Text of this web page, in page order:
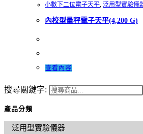
小數下二位電子天平 泛用型實驗儀
內校型量秤電子天平(4,200 G)
查看內容
搜尋關鍵字:
產品分類
泛用型實驗儀器